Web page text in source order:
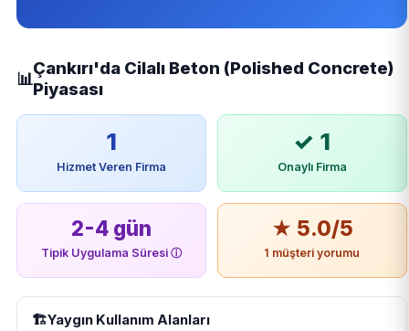
📊
Çankırı'da Cilalı Beton (Polished Concrete)
Piyasası
1
Hizmet Veren Firma
✓ 1
Onaylı Firma
2-4 gün
Tipik Uygulama Süresi ⓘ
★ 5.0/5
1 müşteri yorumu
🏗️Yaygın Kullanım Alanları